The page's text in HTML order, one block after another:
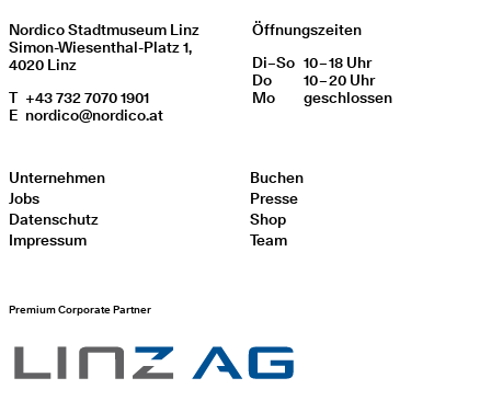
Nordico Stadtmuseum Linz
Simon-Wiesenthal-Platz 1,
4020 Linz
T +43 732 7070 1901
E nordico@nordico.at
Öffnungszeiten
WochentagÖffnungszeiten
Di–So 10 – 18 Uhr
Do
10 – 20 Uhr
Mo
geschlos­sen
Unternehmen
Jobs
Datenschutz
Impressum
Buchen
Presse
Shop
Team
Premium Corporate Partner